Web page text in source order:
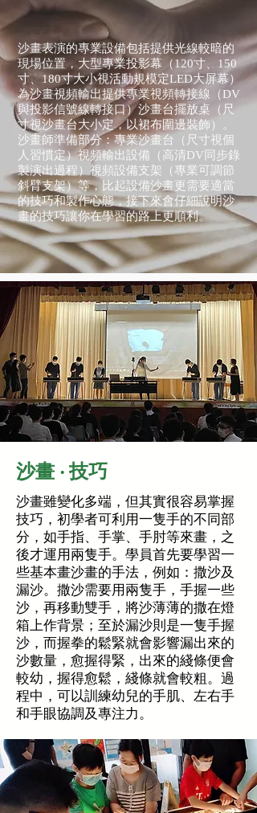
沙畫表演的專業設備包括提供光線較暗的
現場位置，大型專業投影幕（120寸、150
寸、180寸大小視活動規模定LED大屏幕）
為沙畫視頻輸出提供專業視頻轉接線（DV
與投影信號線轉接口）沙畫台擺放桌（尺
寸視沙畫台大小定，以裙布圍邊裝飾）。
沙畫師準備部分：專業沙畫台（尺寸視個
人習慣定）視頻輸出設備（高清DV同步錄
製演出過程）視頻設備支架（專業可調節
斜臂支架）等，比起設備沙畫更需要適當
的技巧和製作心態，接下來會仔細說明沙
畫的技巧讓你在學習的路上更順利。
沙畫 ‧ 技巧
沙畫雖變化多端，但其實很容易掌握
技巧，初學者可利用一隻手的不同部
分，如手指、手掌、手肘等來畫，之
後才運用兩隻手。學員首先要學習一
些基本畫沙畫的手法，例如：撒沙及
漏沙。撒沙需要用兩隻手，手握一些
沙，再移動雙手，將沙薄薄的撒在燈
箱上作背景；至於漏沙則是一隻手握
沙，而握拳的鬆緊就會影響漏出來的
沙數量，愈握得緊，出來的綫條便會
較幼，握得愈鬆，綫條就會較粗。過
程中，可以訓練幼兒的手肌、左右手
和手眼協調及專注力。